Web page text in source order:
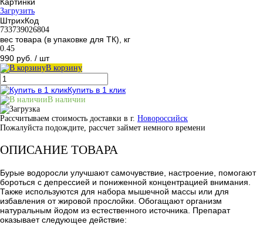
Загрузить
ШтрихКод
733739026804
вес товара (в упаковке для ТК), кг
0.45
990 руб. / шт
В корзину
Купить в 1 клик
В наличии
Рассчитываем стоимость доставки в г. Новороссийск
Пожалуйста подождите, рассчет займет немного времени
ОПИСАНИЕ ТОВАРА
Бурые водоросли улучшают самочувствие, настроение, помогают
бороться с депрессией и пониженной концентрацией внимания.
Также используются для набора мышечной массы или для
избавления от жировой прослойки. Обогащают организм
натуральным йодом из естественного источника. Препарат
оказывает следующее действие: